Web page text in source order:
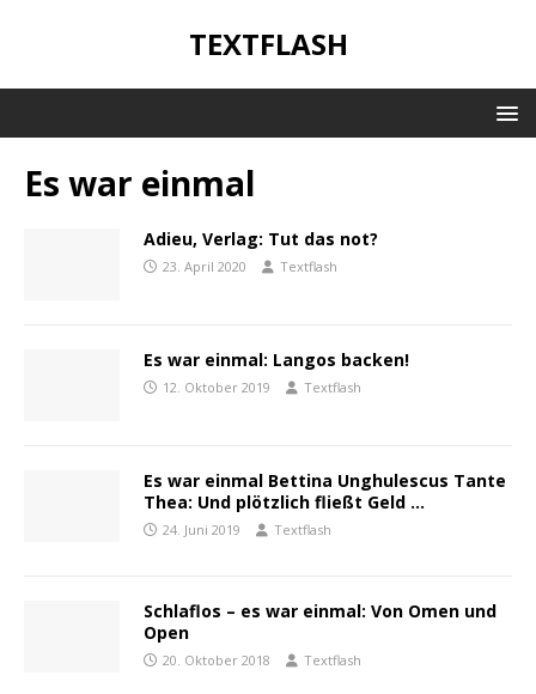
TEXTFLASH
Es war einmal
Adieu, Verlag: Tut das not?
23. April 2020 Textflash
Es war einmal: Langos backen!
12. Oktober 2019 Textflash
Es war einmal Bettina Unghulescus Tante
Thea: Und plötzlich fließt Geld …
24. Juni 2019 Textflash
Schlaflos – es war einmal: Von Omen und
Open
20. Oktober 2018 Textflash